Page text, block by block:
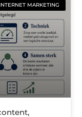
INTERNET MARKETING